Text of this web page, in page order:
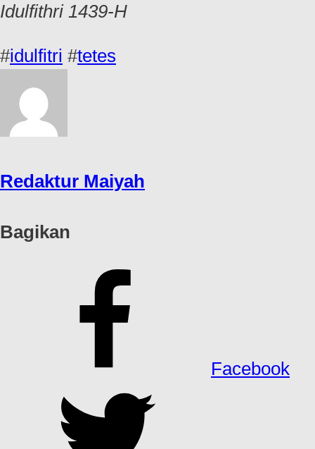
Idulfithri 1439-H
#idulfitri #tetes
Redaktur Maiyah
Bagikan
Facebook